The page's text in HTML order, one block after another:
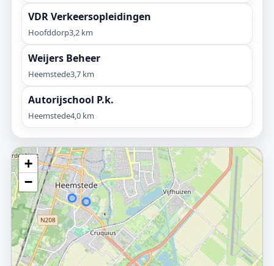
VDR Verkeersopleidingen
Hoofddorp3,2 km
Weijers Beheer
Heemstede3,7 km
Autorijschool P.k.
Heemstede4,0 km
+
−